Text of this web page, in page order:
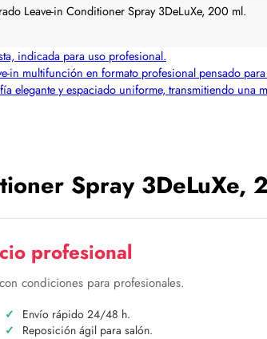
Leave-in Conditioner Spray 3DeLuXe, 200 ml.
Spray 3DeLuXe,
profesional
condiciones para profesionales.
Envío rápido 24/48 h.
Reposición ágil para salón.